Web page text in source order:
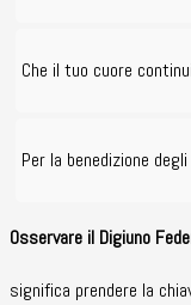
Che il tuo cuore
Per la benedizione
Osservare il Digiuno
significa prendere la